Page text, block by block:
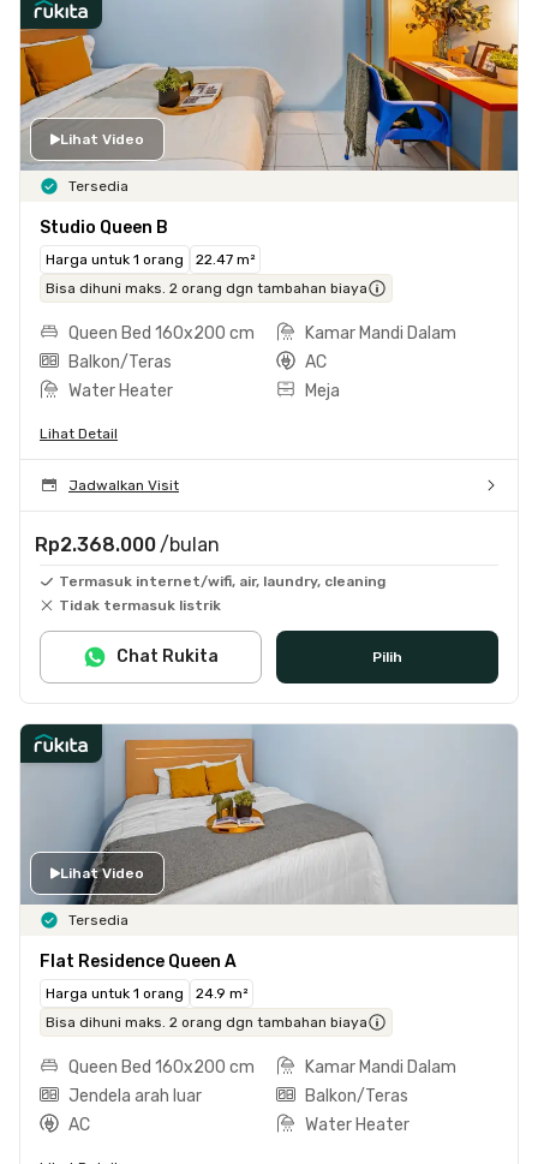
Lihat Video
Tersedia
Studio Queen B
Harga untuk 1 orang
22.47 m²
Bisa dihuni maks. 2 orang dgn tambahan biaya
Queen Bed 160x200 cm
Kamar Mandi Dalam
Balkon/Teras
AC
Water Heater
Meja
Lihat Detail
Jadwalkan Visit
Rp2.368.000 /bulan
Termasuk internet/wifi, air, laundry, cleaning
Tidak termasuk listrik
Pilih
Chat Rukita
Lihat Video
Tersedia
Flat Residence Queen A
Harga untuk 1 orang
24.9 m²
Bisa dihuni maks. 2 orang dgn tambahan biaya
Queen Bed 160x200 cm
Kamar Mandi Dalam
Jendela arah luar
Balkon/Teras
AC
Water Heater